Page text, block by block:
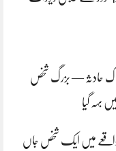
حادثہ — بزرگ شخص
بہہ گیا
میں ایک شخص جاں